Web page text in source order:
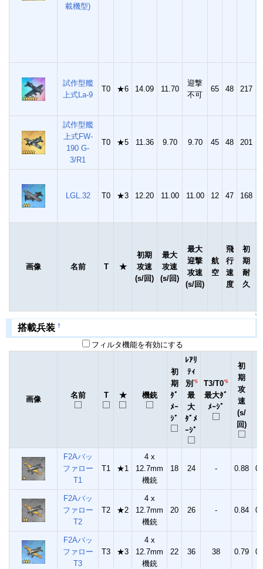
画像 名前 T ★
初期
攻速
(s/回)
最大
攻速
(s/回)
最大
迎撃
攻速
(s/回)
航
空
飛
行
速
度
初
期
耐
久
載機型)
試作型艦
上式La-9
T0 ★6 14.09 11.70
迎撃
不可
65 48 217
試作型艦
上式FW-
190 G-
3/R1
T0 ★5 11.36 9.70 9.70 45 48 201
LGL.32 T0 ★3 12.20 11.00 11.00 12 47 168
↑
搭載兵装 †
フィルタ機能を有効にする
画像 名前 T ★ 機銃
初
期
ﾀﾞ
ﾒｰ
ｼﾞ
ﾚｱﾘ
ﾃｨ
別 *5
最
大
ﾀﾞﾒ
ｰｼﾞ
T3/T0*6
最大ﾀﾞ
ﾒｰｼﾞ
初
期
攻
速
(s/
回)
F2Aバッ
ファロー
T1
T1 ★1
4 x
12.7mm
機銃
18 24 - 0.88
F2Aバッ
ファロー
T2
T2 ★2
4 x
12.7mm
機銃
20 26 - 0.84
F2Aバッ
ファロー
T3
T3 ★3
4 x
12.7mm
機銃
22 36 38 0.79